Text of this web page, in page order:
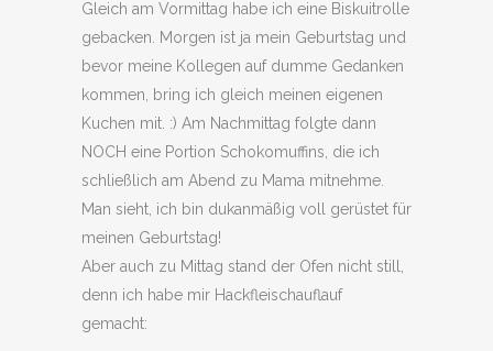
Gleich am Vormittag habe ich eine Biskuitrolle
gebacken. Morgen ist ja mein Geburtstag und
bevor meine Kollegen auf dumme Gedanken
kommen, bring ich gleich meinen eigenen
Kuchen mit. :) Am Nachmittag folgte dann
NOCH eine Portion Schokomuffins, die ich
schließlich am Abend zu Mama mitnehme.
Man sieht, ich bin dukanmäßig voll gerüstet für
meinen Geburtstag!
Aber auch zu Mittag stand der Ofen nicht still,
denn ich habe mir Hackfleischauflauf
gemacht: